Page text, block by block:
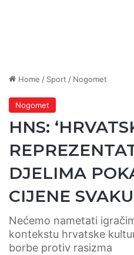
Home / Sport / Nogomet
Nogomet
HNS:
DJELIMA
CIJENE
Nećemo nametati
kontekstu hrvatske
borbe protiv rasizma